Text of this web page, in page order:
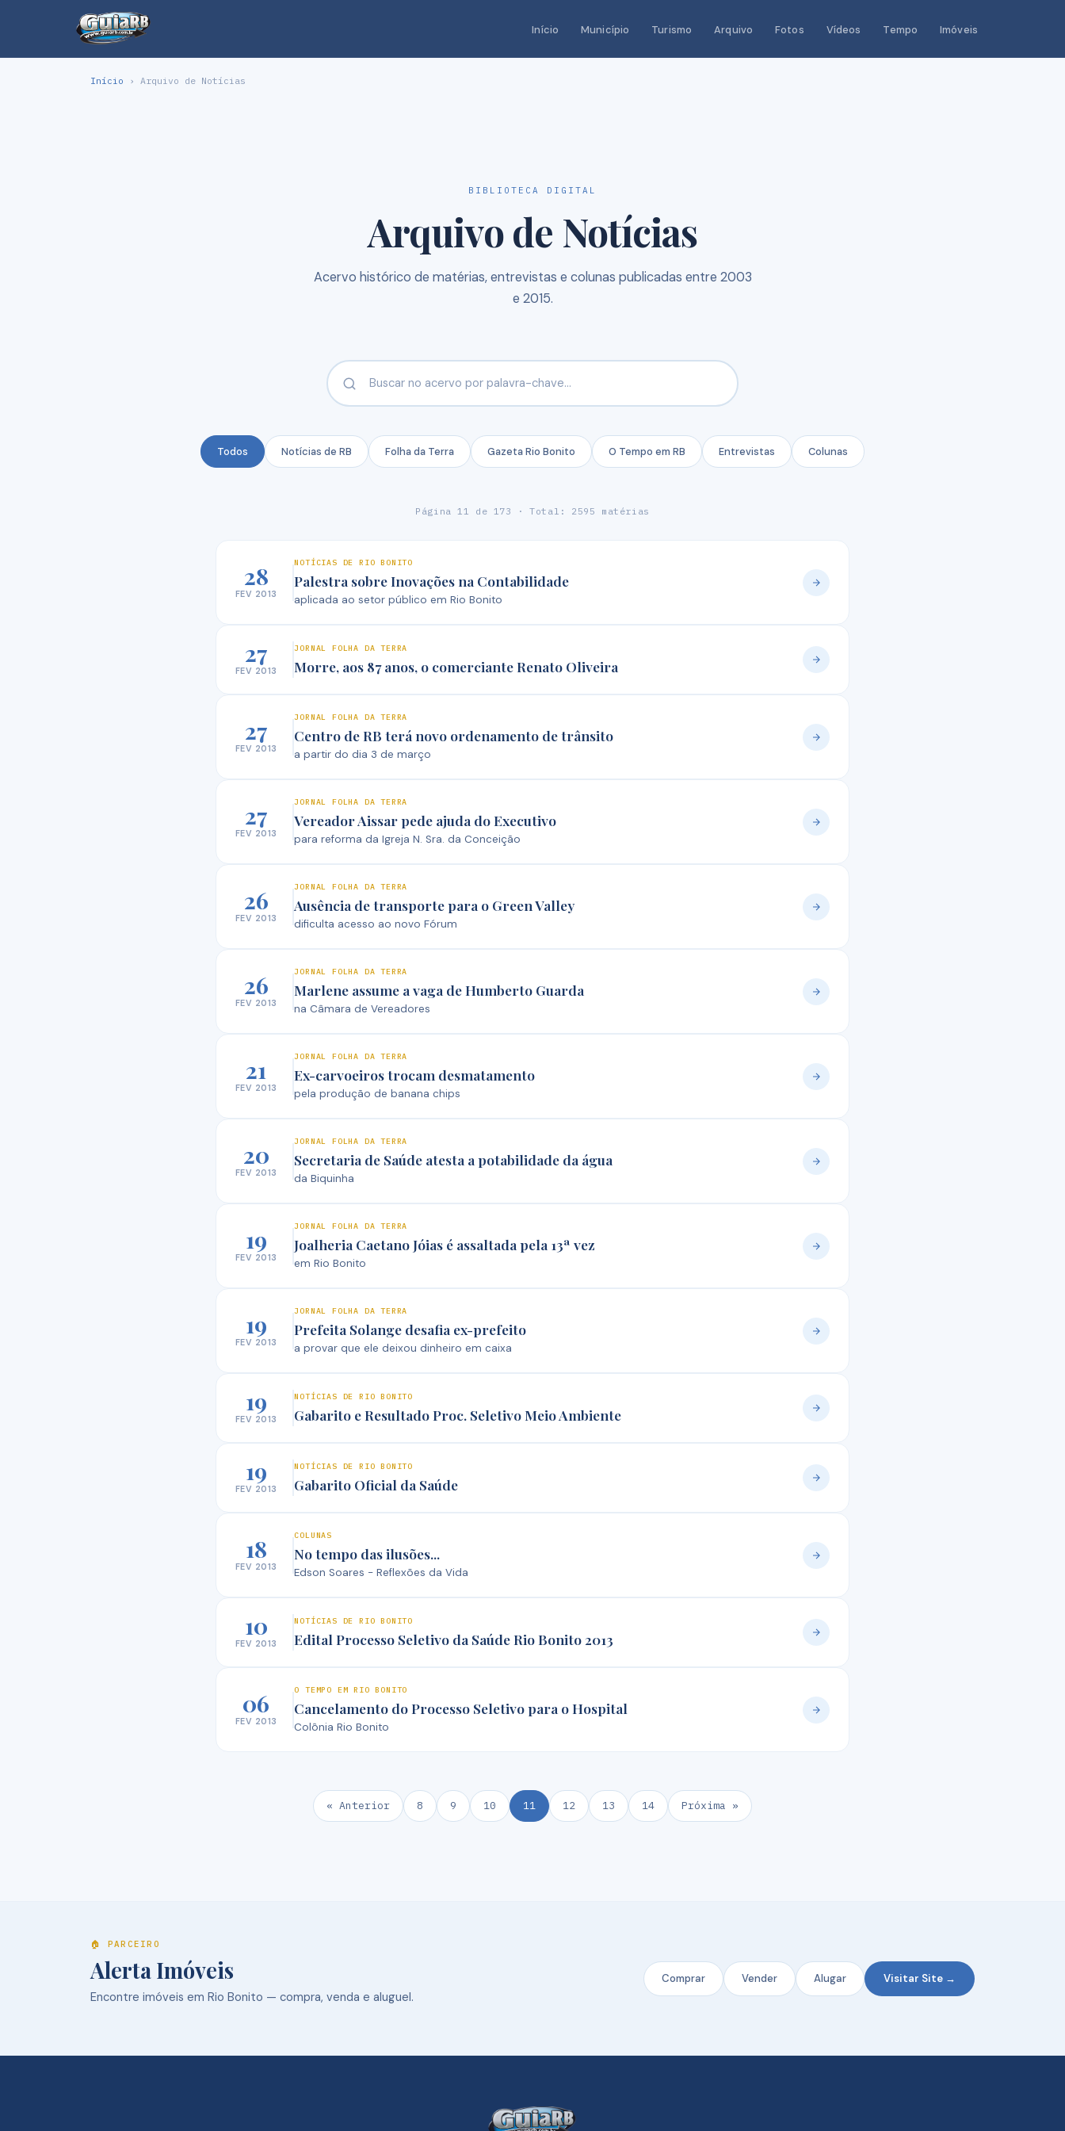
Início Município Turismo Arquivo Fotos Vídeos Tempo Imóveis
Início › Arquivo de Notícias
BIBLIOTECA DIGITAL
Arquivo de Notícias
Acervo histórico de matérias, entrevistas e colunas publicadas entre 2003
e 2015.
Todos Notícias de RB Folha da Terra Gazeta Rio Bonito O Tempo em RB Entrevistas Colunas
Página 11 de 173 · Total: 2595 matérias
28
FEV 2013
NOTÍCIAS DE RIO BONITO
Palestra sobre Inovações na Contabilidade
aplicada ao setor público em Rio Bonito
27
FEV 2013
JORNAL FOLHA DA TERRA
Morre, aos 87 anos, o comerciante Renato Oliveira
27
FEV 2013
JORNAL FOLHA DA TERRA
Centro de RB terá novo ordenamento de trânsito
a partir do dia 3 de março
27
FEV 2013
JORNAL FOLHA DA TERRA
Vereador Aissar pede ajuda do Executivo
para reforma da Igreja N. Sra. da Conceição
26
FEV 2013
JORNAL FOLHA DA TERRA
Ausência de transporte para o Green Valley
dificulta acesso ao novo Fórum
26
FEV 2013
JORNAL FOLHA DA TERRA
Marlene assume a vaga de Humberto Guarda
na Câmara de Vereadores
21
FEV 2013
JORNAL FOLHA DA TERRA
Ex-carvoeiros trocam desmatamento
pela produção de banana chips
20
FEV 2013
JORNAL FOLHA DA TERRA
Secretaria de Saúde atesta a potabilidade da água
da Biquinha
19
FEV 2013
JORNAL FOLHA DA TERRA
Joalheria Caetano Jóias é assaltada pela 13ª vez
em Rio Bonito
19
FEV 2013
JORNAL FOLHA DA TERRA
Prefeita Solange desafia ex-prefeito
a provar que ele deixou dinheiro em caixa
19
FEV 2013
NOTÍCIAS DE RIO BONITO
Gabarito e Resultado Proc. Seletivo Meio Ambiente
19
FEV 2013
NOTÍCIAS DE RIO BONITO
Gabarito Oficial da Saúde
18
FEV 2013
COLUNAS
No tempo das ilusões...
Edson Soares - Reflexões da Vida
10
FEV 2013
NOTÍCIAS DE RIO BONITO
Edital Processo Seletivo da Saúde Rio Bonito 2013
06
FEV 2013
O TEMPO EM RIO BONITO
Cancelamento do Processo Seletivo para o Hospital
Colônia Rio Bonito
« Anterior 8 9 10 11 12 13 14 Próxima »
🏠 PARCEIRO
Alerta Imóveis
Encontre imóveis em Rio Bonito — compra, venda e aluguel.
Comprar Vender Alugar Visitar Site →